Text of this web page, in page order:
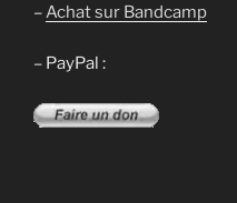
–Achat sur Bandcamp
– PayPal :